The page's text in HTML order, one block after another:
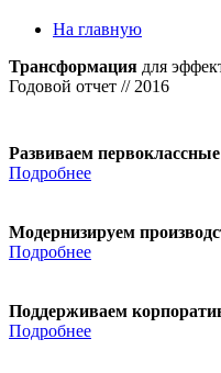
На главную
Трансформация для
Годовой отчет // 2016
Развиваем
Подробнее
Модернизируем
Подробнее
Поддерживаем
Подробнее